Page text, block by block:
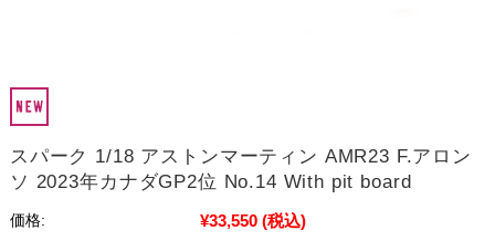
スパーク 1/18 アストンマーティン AMR23 F.アロン
ソ 2023年カナダGP2位 No.14 With pit board
価格: ¥33,550 (税込)